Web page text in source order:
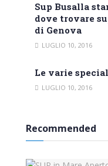
Sup Busalla
dove trovare
di Genova
LUGLIO 10, 2016
Le varie
LUGLIO 10, 2016
Recommended